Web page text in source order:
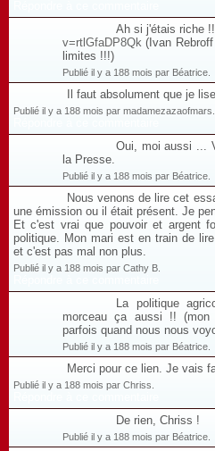
Ah si j'étais riche
v=rtlGfaDP8Qk (Ivan
limites !!!)
Publié il y a 188 mois par Béatrice.
Il faut absolument que je
Publié il y a 188 mois par madamezazaofmars.
Oui, moi aussi ...
la Presse.
Publié il y a 188 mois par Béatrice.
Nous venons de lire cet
une émission ou il était présent. Je
Et c'est vrai que pouvoir et argent
politique. Mon mari est en train de
et c'est pas mal non plus.
Publié il y a 188 mois par Cathy B.
La politique
morceau ça aussi !! (mon
parfois quand nous nous
Publié il y a 188 mois par Béatrice.
Merci pour ce lien. Je vais
Publié il y a 188 mois par Chriss.
De rien, Chriss !
Publié il y a 188 mois par Béatrice.